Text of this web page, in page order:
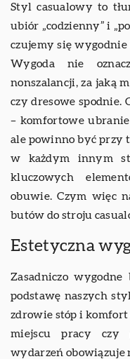
Styl casualowy to
ubiór „codzienny” i
czujemy się wygodnie
Wygoda nie
nonszalancji, za jaką
czy dresowe spodnie.
– komfortowe
ale powinno być przy
w każdym innym
kluczowych
obuwie. Czym więc
butów do stroju
Estetyczna
Zasadniczo
podstawę naszych
zdrowie stóp i komfort
miejscu pracy czy
wydarzeń obowiązuje